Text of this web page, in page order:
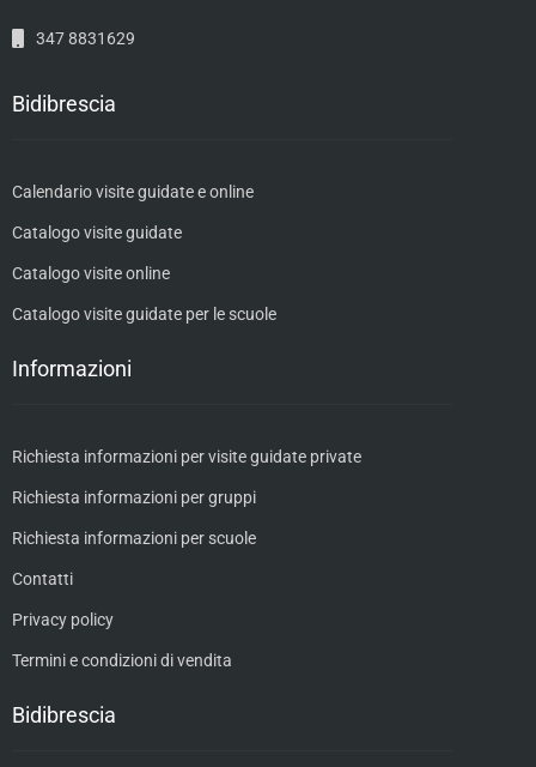
347 8831629
Bidibrescia
Calendario visite guidate e online
Catalogo visite guidate
Catalogo visite online
Catalogo visite guidate per le scuole
Informazioni
Richiesta informazioni per visite guidate private
Richiesta informazioni per gruppi
Richiesta informazioni per scuole
Contatti
Privacy policy
Termini e condizioni di vendita
Bidibrescia